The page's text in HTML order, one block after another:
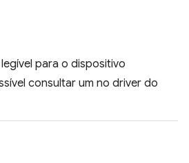
para o dispositivo
consultar um no driver do